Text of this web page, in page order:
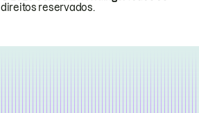
direitos reservados.